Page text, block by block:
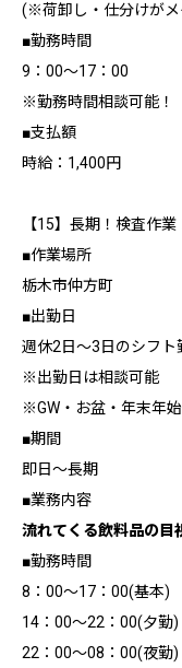
(※荷卸し・仕分けが
■勤務時間
9：00～17：00
※勤務時間相談可能！
■支払額
時給：1,400円
【15】長期！検査作
■作業場所
栃木市仲方町
■出勤日
週休2日～3日のシフト
※出勤日は相談可能
※GW・お盆・年末年
■期間
即日～長期
■業務内容
流れてくる飲料品の目
■勤務時間
8：00～17：00(基本)
14：00～22：00(夕勤)
22：00～08：00(夜勤)